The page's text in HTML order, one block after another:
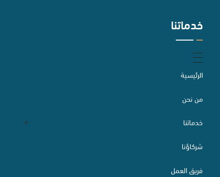
الخدمات الصناعيةخدماتنا
الرئيسية
من نحن
خدماتنا
التقاضي والسبل البديلة لتسوية المنازعات
شركاؤنا
فريق العمل